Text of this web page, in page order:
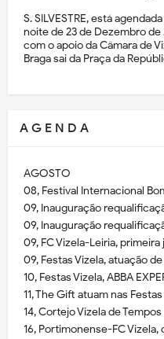
S. SILVESTRE, está
noite de 23 de Dezembro
com o apoio da Câmara de
Braga sai da Praça da
A G E N D A
AGOSTO
08, Festival Internacional
09, Inauguração
09, Inauguração
09, FC Vizela-Leiria,
09, Festas Vizela, atuação
10, Festas Vizela, ABBA
11, The Gift atuam nas
14, Cortejo Vizela de Tempos
16, Portimonense-FC Vizela,